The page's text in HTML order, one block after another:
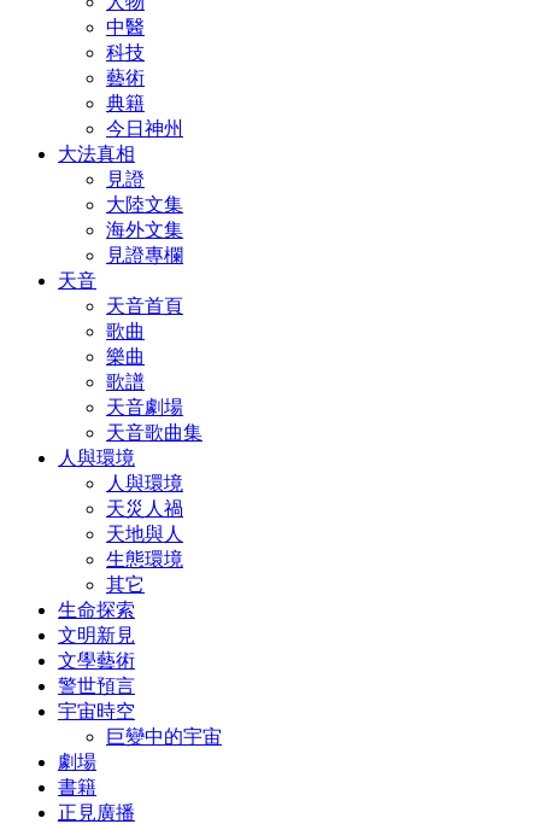
中醫
科技
藝術
典籍
今日神州
大法真相
見證
大陸文集
海外文集
見證專欄
天音
天音首頁
歌曲
樂曲
歌譜
天音劇場
天音歌曲集
人與環境
人與環境
天災人禍
天地與人
生態環境
其它
生命探索
文明新見
文學藝術
警世預言
宇宙時空
巨變中的宇宙
劇場
書籍
正見廣播